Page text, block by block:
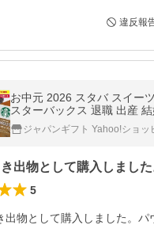
違反報
お中元 2026 スタバ スイー
スターバックス 退職 出産 結
し お供え 香典返し 品物 祝
3個入 asno
ジャパンギフト Yahoo!ショッ
5
出物として購入しました。パ